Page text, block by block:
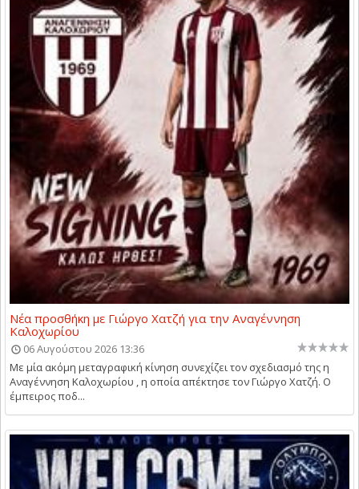
Νέα προσθήκη με Γιώργο Χατζή για την Αναγέννηση
Καλοχωρίου
06 Αυγούστου 2026 13:36
Με μία ακόμη μεταγραφική κίνηση συνεχίζει τον σχεδιασμό της η
Αναγέννηση Καλοχωρίου , η οποία απέκτησε τον Γιώργο Χατζή. Ο
έμπειρος ποδ...